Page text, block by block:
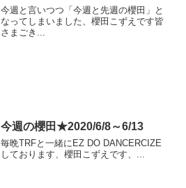
今週と言いつつ「今週と先週の櫻田」と
なってしまいました、櫻田こずえです皆
さまごき...
今週の櫻田★2020/6/8～6/13
毎晩TRFと一緒にEZ DO DANCERCIZE
しております、櫻田こずえです、...